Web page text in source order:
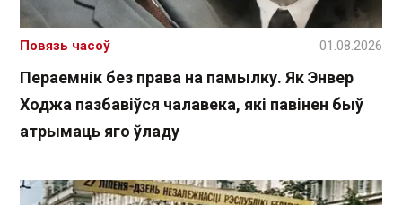
Пераемнік без права на памылку. Як Энвер
Ходжа пазбавіўся чалавека, які павінен быў
атрымаць яго ўладу
Повязь часоў 01.08.2026